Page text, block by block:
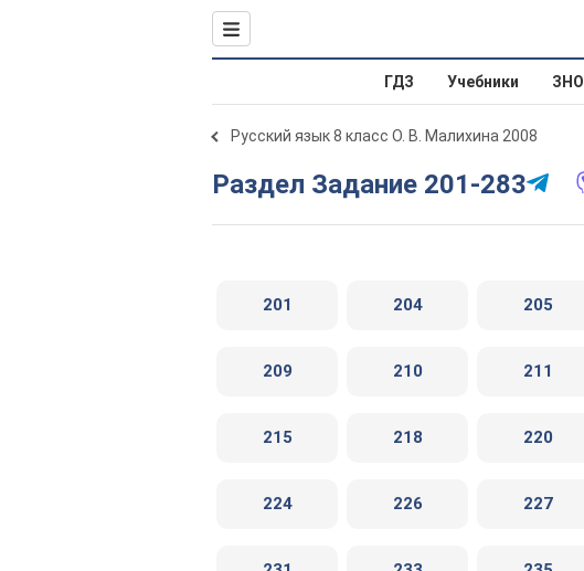
ГДЗ Учебники ЗНО
Русский язык 8 класс О. В. Малихина 2008
Раздел Задание 201-283
201 204 205
209 210 211
215 218 220
224 226 227